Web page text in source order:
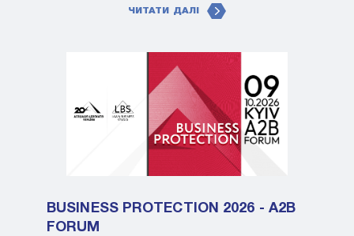
ЧИТАТИ ДАЛІ
BUSINESS PROTECTION 2026 - A2B
FORUM